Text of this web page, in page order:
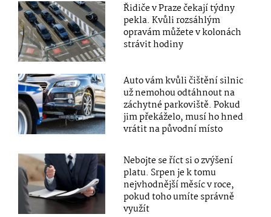
Řidiče v Praze čekají týdny
pekla. Kvůli rozsáhlým
opravám můžete v kolonách
strávit hodiny
Auto vám kvůli čištění silnic
už nemohou odtáhnout na
záchytné parkoviště. Pokud
jim překáželo, musí ho hned
vrátit na původní místo
Nebojte se říct si o zvýšení
platu. Srpen je k tomu
nejvhodnější měsíc v roce,
pokud toho umíte správně
využít